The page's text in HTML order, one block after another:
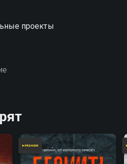
собора растянулось
строительства влияли
и войны. Авторы
создания главного
проекты